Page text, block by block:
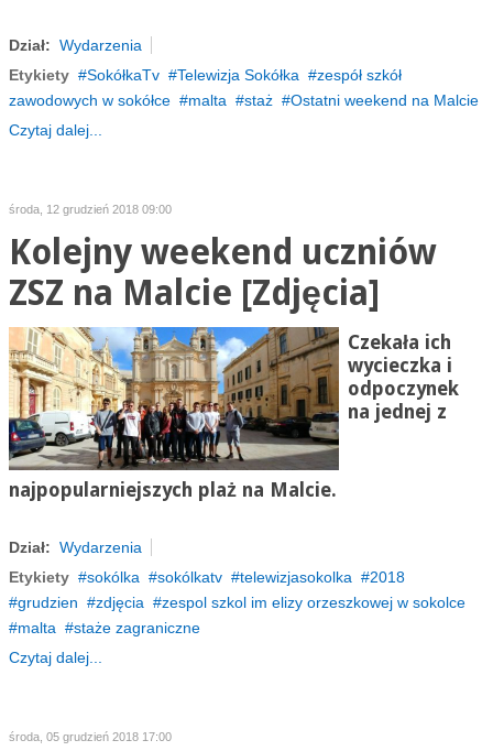
Dział: Wydarzenia
Etykiety
SokółkaTv Telewizja Sokółka
zespół szkół
zawodowych w sokółce
malta staż
Ostatni weekend na Malcie
Czytaj dalej...
środa, 12 grudzień 2018 09:00
Kolejny weekend uczniów
ZSZ na Malcie [Zdjęcia]
Czekała ich
wycieczka i
odpoczynek
na jednej z
najpopularniejszych plaż na Malcie.
Dział: Wydarzenia
Etykiety
sokólka sokólkatv telewizjasokolka
2018
grudzien
zdjęcia
zespol szkol im elizy orzeszkowej w sokolce
malta
staże zagraniczne
Czytaj dalej...
środa, 05 grudzień 2018 17:00